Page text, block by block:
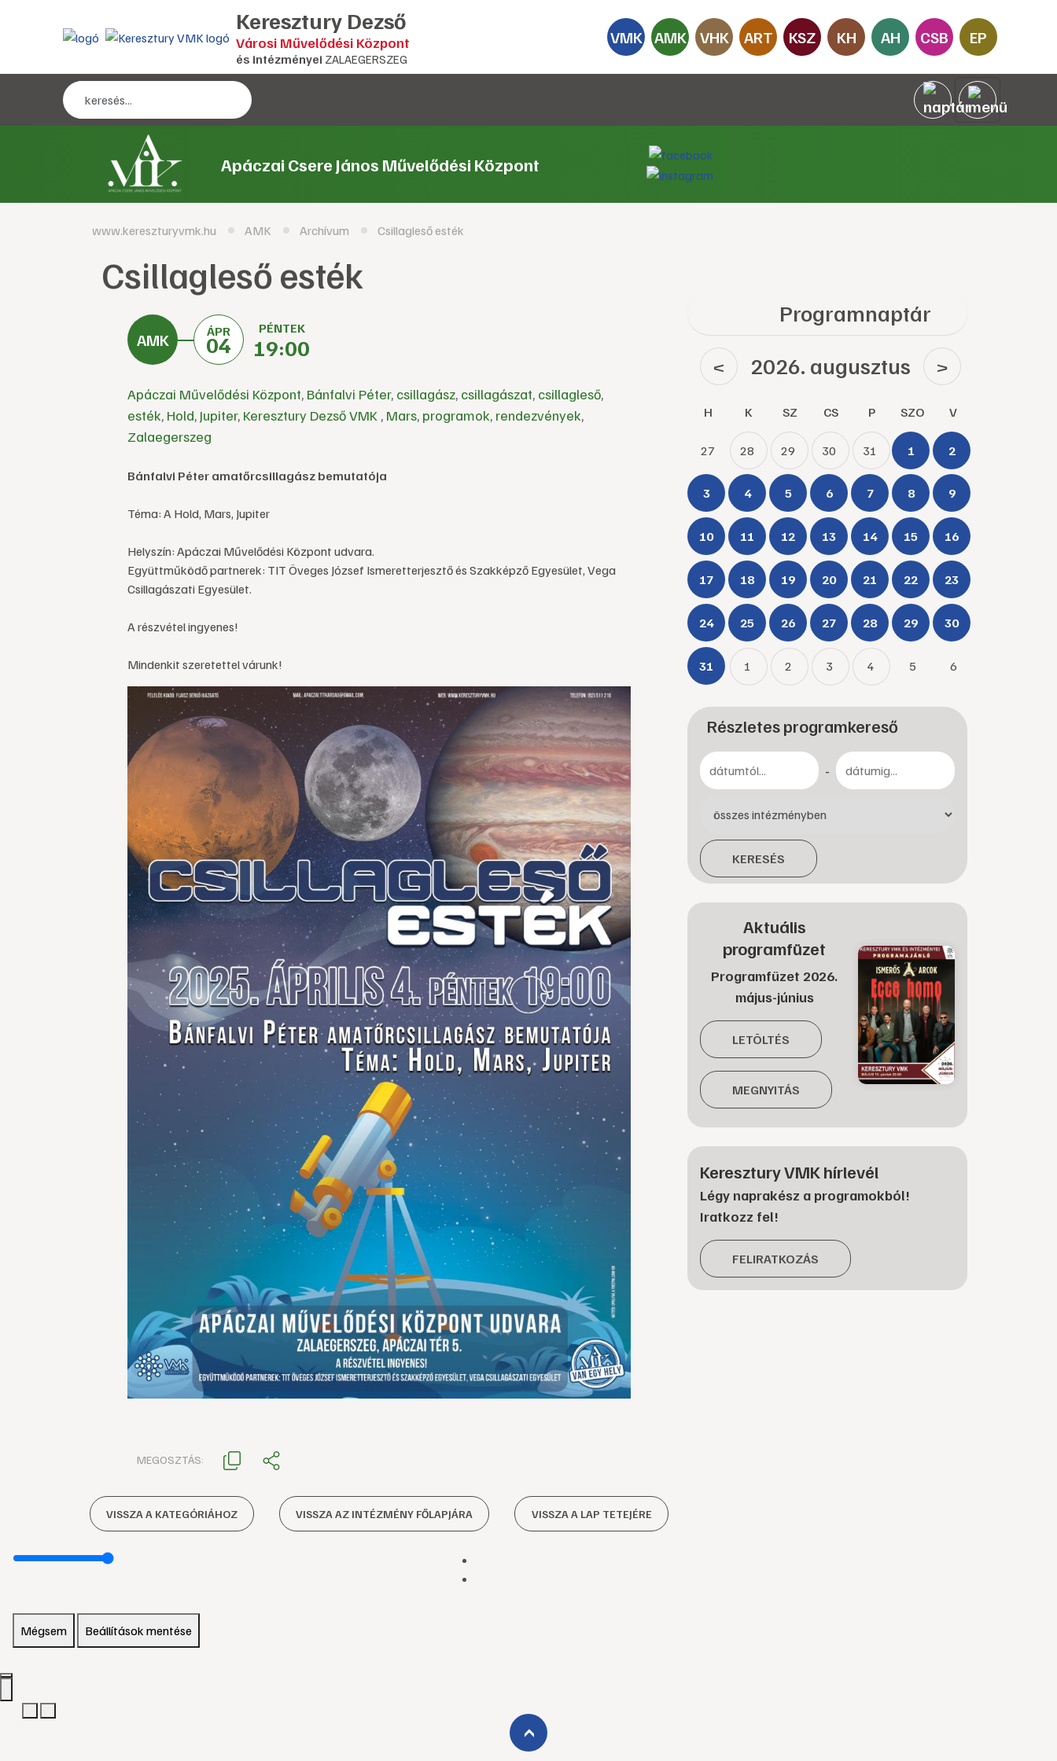
Keresztury Dezső
Városi Művelődési Központ
és intézményei ZALAEGERSZEG
VMK AMK VHK ART KSZ KH AH CSB EP
Apáczai Csere János Művelődési Központ
www.kereszturyvmk.hu AMK Archívum Csillagleső esték
Csillagleső esték
ÁPR
04
PÉNTEK
19:00
Apáczai Művelődési Központ, Bánfalvi Péter, csillagász, csillagászat, csillagleső,
esték, Hold, Jupiter, Keresztury Dezső VMK , Mars, programok, rendezvények,
Zalaegerszeg
Bánfalvi Péter amatőrcsillagász bemutatója
Téma: A Hold, Mars, Jupiter
Helyszín: Apáczai Művelődési Központ udvara.
Együttműködő partnerek: TIT Öveges József Ismeretterjesztő és Szakképző Egyesület, Vega
Csillagászati Egyesület.
A részvétel ingyenes!
Mindenkit szeretettel várunk!
MEGOSZTÁS:
VISSZA A KATEGÓRIÁHOZ VISSZA AZ INTÉZMÉNY FŐLAPJÁRA VISSZA A LAP TETEJÉRE
Programnaptár
< 2026. augusztus >
H K SZ CS P SZO V
27 28 29 30 31 1 2
3 4 5 6 7 8 9
10 11 12 13 14 15 16
17 18 19 20 21 22 23
24 25 26 27 28 29 30
31 1 2 3 4 5 6
Részletes programkereső
-
KERESÉS
Aktuális
programfüzet
Programfüzet 2026.
május-június
LETÖLTÉS
MEGNYITÁS
Keresztury VMK hírlevél
Légy naprakész a programokból!
Iratkozz fel!
FELIRATKOZÁS
Mégsem Beállítások mentése
›